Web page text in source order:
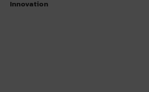
Innovation